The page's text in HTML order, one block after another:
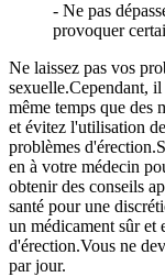
- Ne pas
provoquer
Ne laissez pas vos
sexuelle.Cependant,
même temps que des
et évitez l'utilisation
problèmes
en à votre médecin
obtenir des conseils
santé pour une
un médicament sûr et
d'érection.Vous ne
par jour.